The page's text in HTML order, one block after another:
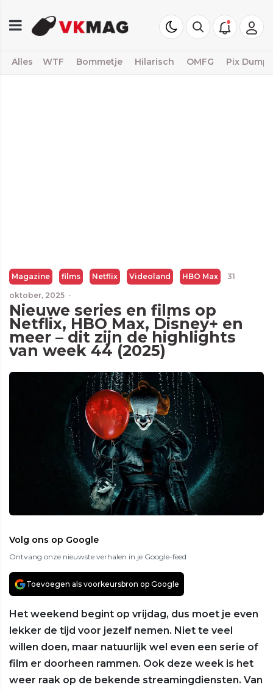
Alles WTF Bommetje Hilarisch OMFG Pix Dump
Magazine films Netflix Videoland HBO Max 31
oktober, 2025 ·
Nieuwe series en films op
Netflix, HBO Max, Disney+ en
meer – dit zijn de highlights
van week 44 (2025)
Volg ons op Google
Ontvang onze nieuwste verhalen in je Google-feed
Toevoegen als voorkeursbron op Google
Het weekend begint op vrijdag, dus moet je even
lekker de tijd voor jezelf nemen. Niet te veel
willen doen, maar natuurlijk wel even een serie of
film er doorheen rammen. Ook deze week is het
weer raak op de bekende streamingdiensten. Van